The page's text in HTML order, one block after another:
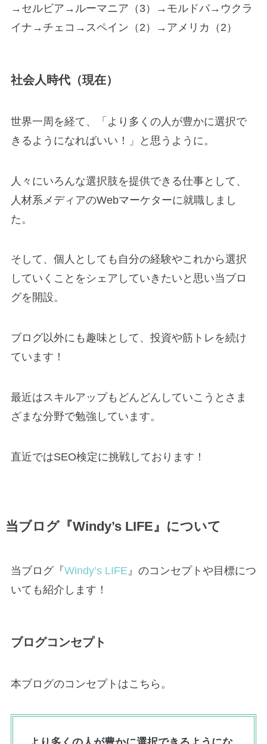
→セルビア→ルーマニア（3）→モルドバ→ウクラ
イナ→チェコ→スペイン（2）→アメリカ（2）
社会人時代（現在）
世界一周を経て、「より多くの人が豊かに選択で
きるようになればいい！」と思うように。
人々にいろんな選択肢を提供できる仕事として、
人材系メディアのWebマーケターに就職しまし
た。
そして、個人としても自分の経験やこれから選択
していくことをシェアしていきたいと思い当ブロ
グを開設。
ブログ以外にも趣味として、投資や筋トレを続け
ています！
最近はスキルアップもどんどんしていこうとさま
ざまな分野で勉強しています。
直近ではSEO検定に挑戦しております！
当ブログ『Windy’s LIFE』について
当ブログ『Windy’s LIFE 』のコンセプトや目標につ
いても紹介します！
ブログコンセプト
本ブログのコンセプトはこちら。